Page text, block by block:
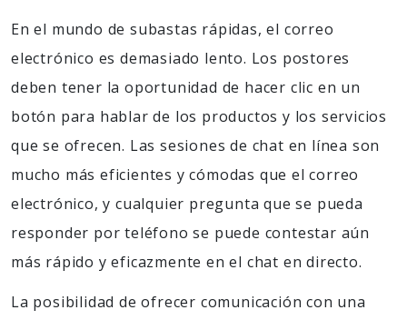
En el mundo de subastas rápidas, el correo
electrónico es demasiado lento. Los postores
deben tener la oportunidad de hacer clic en un
botón para hablar de los productos y los servicios
que se ofrecen. Las sesiones de chat en línea son
mucho más eficientes y cómodas que el correo
electrónico, y cualquier pregunta que se pueda
responder por teléfono se puede contestar aún
más rápido y eficazmente en el chat en directo.
La posibilidad de ofrecer comunicación con una